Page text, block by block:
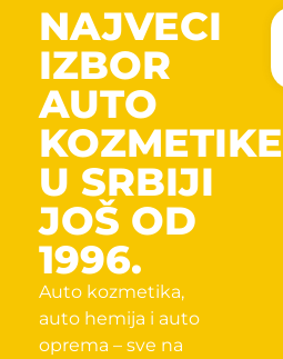
NAJVECI
IZBOR
AUTO
KOZMETIKE
U SRBIJI
JOŠ OD
1996.
Auto kozmetika,
auto hemija i auto
oprema – sve na